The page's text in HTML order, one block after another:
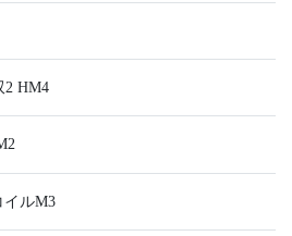
2 HM4
イルM3